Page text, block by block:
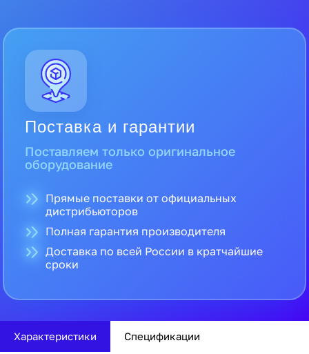
Поставка и гарантии
Поставляем только оригинальное
оборудование
Прямые поставки от официальных
дистрибьюторов
Полная гарантия производителя
Доставка по всей России в кратчайшие
сроки
Характеристики Спецификации